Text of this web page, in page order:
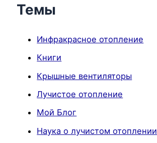
Темы
Инфракрасное отопление
Книги
Крышные вентиляторы
Лучистое отопление
Мой Блог
Наука о лучистом отоплении